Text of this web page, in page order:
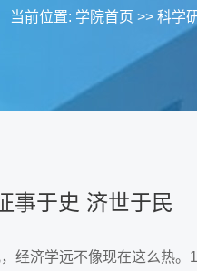
当前位置: 学院首页 >> 科学
事于史 济世于民
经济学远不像现在这么热